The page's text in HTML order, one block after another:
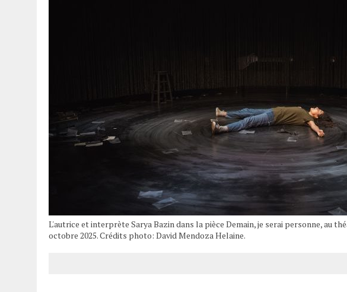
L'autrice et interprète Sarya Bazin dans la pièce Demain, je serai personne, au
octobre 2025. Crédits photo: David Mendoza Helaine.